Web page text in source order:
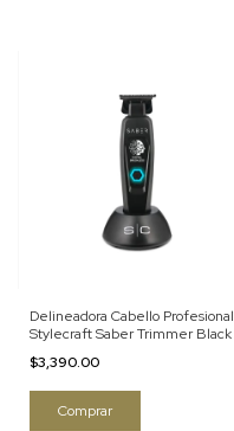
Delineadora Cabello Profesional
Stylecraft Saber Trimmer Black
$3,390.00